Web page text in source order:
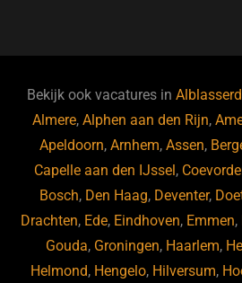
b
o
o
k
ky dI
n
Bekijk ook vacatures in
Almere,Alphen aan den Rijn,
Apeldoorn,Arnhem,Assen,
Capelle aan den IJssel,
Bosch, Den Haag, Deventer,
Drachten, Ede, Eindhoven, Emmen,
Gouda, Groningen, Haarlem,
Helmond, Hengelo, Hilversum,